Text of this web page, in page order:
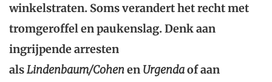
winkelstraten. Soms verandert het recht met
tromgeroffel en paukenslag. Denk aan
ingrijpende arresten
alsLindenbaum/Cohenen Urgendaof aan